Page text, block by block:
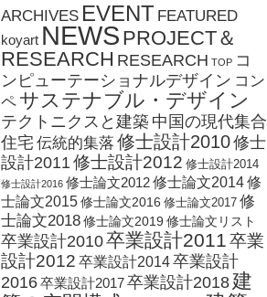
ARCHIVES EVENT FEATURED
koyart NEWS PROJECT＆
RESEARCH RESEARCH TOP コ
ンピューテーショナルデザイン コン
ペ サステナブル・デザイン
テクトニクスと建築 中国の現代集合
住宅 伝統的集落 修士設計2010修士
設計2011修士設計2012 修士設計2014
修士設計2016 修士論文2012修士論文2014修
士論文2015修士論文2016 修士論文2017 修
士論文2018修士論文2019 修士論文リスト
卒業設計2010卒業設計2011卒業
設計2012 卒業設計2014卒業設計
2016卒業設計2017卒業設計2018建